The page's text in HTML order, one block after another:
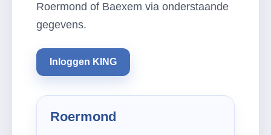
Roermond of Baexem via onderstaande
gegevens.
Inloggen KING
Roermond